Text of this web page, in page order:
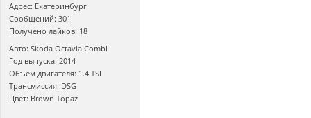
Адрес: Екатеринбург
Сообщений: 301
Получено лайков: 18
Авто: Skoda Octavia Combi
Год выпуска: 2014
Объем двигателя: 1.4 TSI
Трансмиссия: DSG
Цвет: Brown Topaz